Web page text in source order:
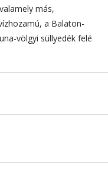
más,
a Balaton-
völgyi süllyedék felé